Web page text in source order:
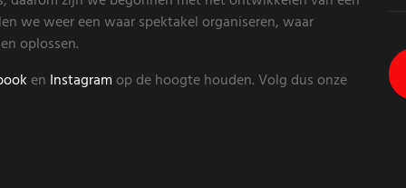
we weer een waar spektakel organiseren, waar
oplossen.
en Instagram op de hoogte houden. Volg dus onze